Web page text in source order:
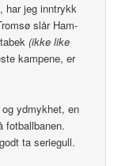
har jeg inntrykk
slår Ham-
(ikke like
kampene, er
ydmykhet, en
fotballbanen.
ta seriegull.